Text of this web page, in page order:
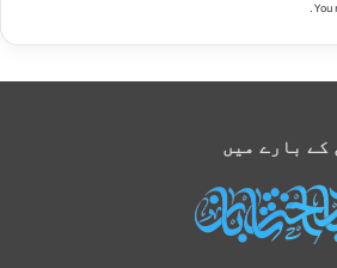
You
کے بارے میں